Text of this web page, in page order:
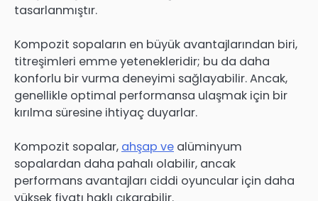
tasarlanmıştır.
Kompozit sopaların en büyük avantajlarından biri,
titreşimleri emme yetenekleridir; bu da daha
konforlu bir vurma deneyimi sağlayabilir. Ancak,
genellikle optimal performansa ulaşmak için bir
kırılma süresine ihtiyaç duyarlar.
Kompozit sopalar, ahşap ve alüminyum
sopalardan daha pahalı olabilir, ancak
performans avantajları ciddi oyuncular için daha